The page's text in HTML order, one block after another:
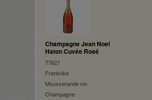
Champagne Jean Noel
Haton Cuvée Rosé
77621
Frankrike
Mousserande vin
Champagne